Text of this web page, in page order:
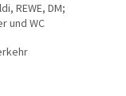
REWE, DM;
und WC